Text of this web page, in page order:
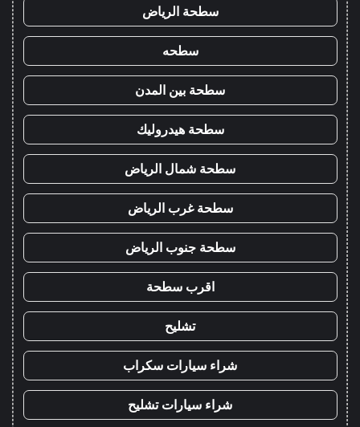
سطحة الرياض
سطحه
سطحة بين المدن
سطحة هيدروليك
سطحة شمال الرياض
سطحة غرب الرياض
سطحة جنوب الرياض
اقرب سطحة
تشليح
شراء سيارات سكراب
شراء سيارات تشليح